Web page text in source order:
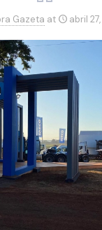
Gazeta at abril